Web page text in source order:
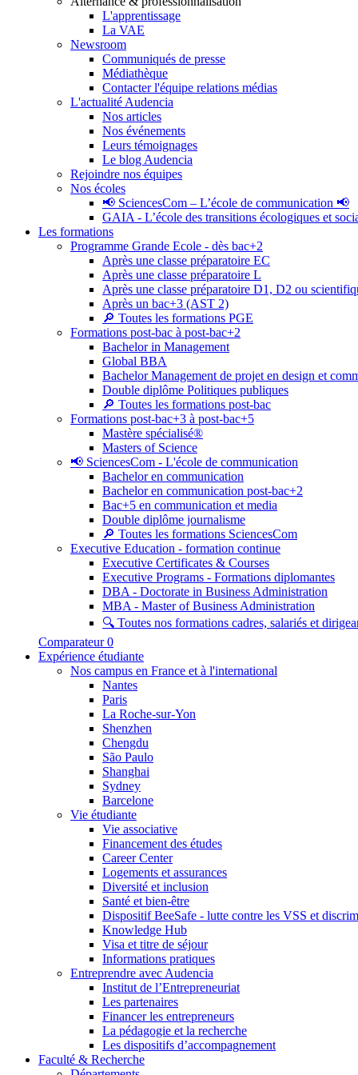
L'apprentissage
La VAE
Newsroom
Communiqués de presse
Médiathèque
Contacter l'équipe relations médias
L'actualité Audencia
Nos articles
Nos événements
Leurs témoignages
Le blog Audencia
Rejoindre nos équipes
Nos écoles
📢 SciencesCom – L’école de communication 📢
GAIA - L’école des transitions écologiques et
Les formations
Programme Grande Ecole - dès bac+2
Après une classe préparatoire EC
Après une classe préparatoire L
Après une classe préparatoire D1, D2 ou
Après un bac+3 (AST 2)
🔎 Toutes les formations PGE
Formations post-bac à post-bac+2
Bachelor in Management
Global BBA
Bachelor Management de projet en design et
Double diplôme Politiques publiques
🔎 Toutes les formations post-bac
Formations post-bac+3 à post-bac+5
Mastère spécialisé®
Masters of Science
📢 SciencesCom - L'école de communication
Bachelor en communication
Bachelor en communication post-bac+2
Bac+5 en communication et media
Double diplôme journalisme
🔎 Toutes les formations SciencesCom
Executive Education - formation continue
Executive Certificates & Courses
Executive Programs - Formations diplomantes
DBA - Doctorate in Business Administration
MBA - Master of Business Administration
🔍 Toutes nos formations cadres, salariés et
Comparateur 0
Expérience étudiante
Nos campus en France et à l'international
Nantes
Paris
La Roche-sur-Yon
Shenzhen
Chengdu
São Paulo
Shanghai
Sydney
Barcelone
Vie étudiante
Vie associative
Financement des études
Career Center
Logements et assurances
Diversité et inclusion
Santé et bien-être
Dispositif BeeSafe - lutte contre les VSS et
Knowledge Hub
Visa et titre de séjour
Informations pratiques
Entreprendre avec Audencia
Institut de l’Entrepreneuriat
Les partenaires
Financer les entrepreneurs
La pédagogie et la recherche
Les dispositifs d’accompagnement
Faculté & Recherche